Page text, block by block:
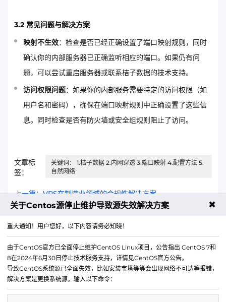
3.2 常见问题与解决方案
映射不生效：检查是否已经正确设置了端口映射规则，同时
确认你的内部服务器已正确监听相应的端口。如果仍有问
题，可以尝试重启服务器或联系桔子数据的技术支持。
访问权限问题：如果你的内部服务需要特定的访问权限（如
用户名和密码），确保在端口映射规则中正确设置了这些信
息。同时检查是否有防火墙或安全组规则阻止了访问。
文章标
签：
关键词： 1.桔子数据 2.内网穿透 3.端口映射 4.配置方法 5.
自然网络
上一篇：VPS在制造业领域的合规性解决方案
关于Centos源停止维护导致源失效解决方案 ✖
重大通知！用户您好，以下内容请务必知晓！
由于CentOS官方已全面停止维护CentOS Linux项目，公告指出 CentOS 7和
8在2024年6月30日停止技术服务支持，详情见CentOS官方公告。
导致CentOS系统源已全面失效，比如安装宝塔等等会出现网络不可达等报错，
解决方案是更换系统源。输入以下命令：